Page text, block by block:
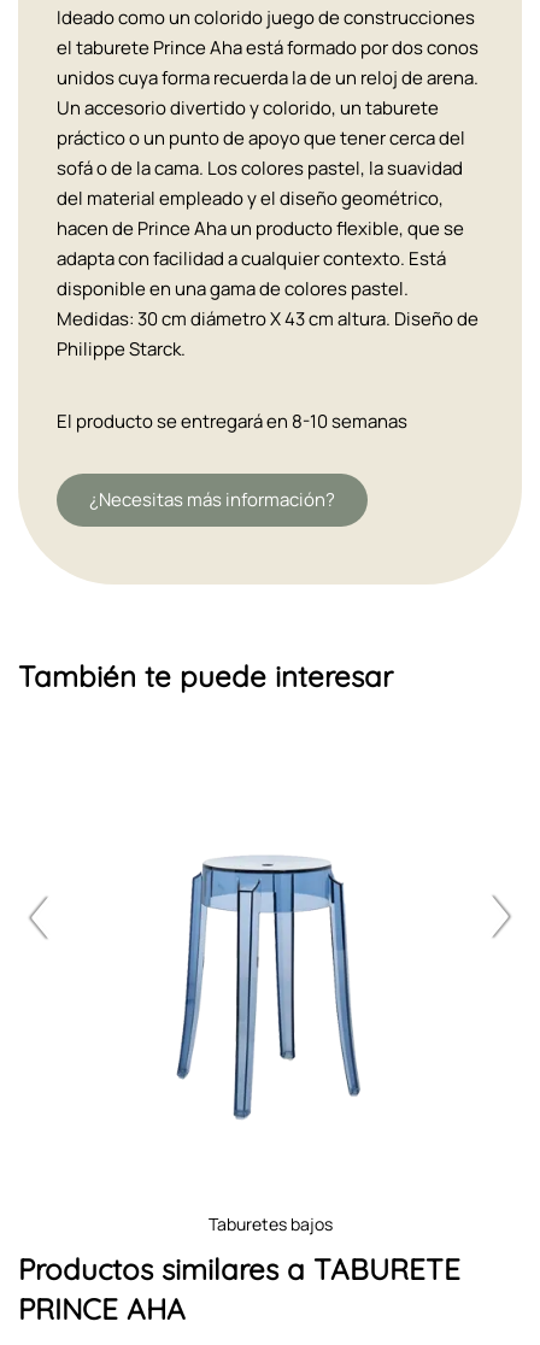
Ideado como un colorido juego de construcciones
el taburete Prince Aha está formado por dos conos
unidos cuya forma recuerda la de un reloj de arena.
Un accesorio divertido y colorido, un taburete
práctico o un punto de apoyo que tener cerca del
sofá o de la cama. Los colores pastel, la suavidad
del material empleado y el diseño geométrico,
hacen de Prince Aha un producto flexible, que se
adapta con facilidad a cualquier contexto. Está
disponible en una gama de colores pastel.
Medidas: 30 cm diámetro X 43 cm altura. Diseño de
Philippe Starck.
El producto se entregará en 8-10 semanas
¿Necesitas más información?
También te puede interesar
taburetes bajos
Productos similares a TABURETE
PRINCE AHA